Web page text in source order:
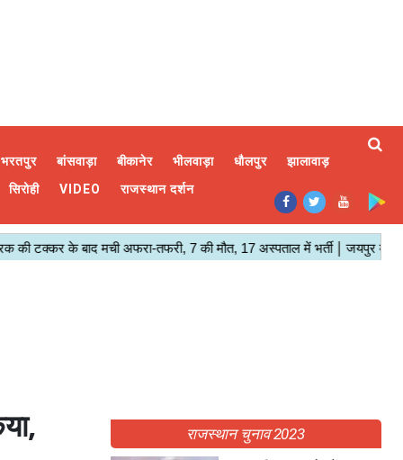
भरतपुर बांसवाड़ा बीकानेर भीलवाड़ा धौलपुर
झालावाड़
सिरोही VIDEO राजस्थान दर्शन
राजस्थान चुनाव 2023